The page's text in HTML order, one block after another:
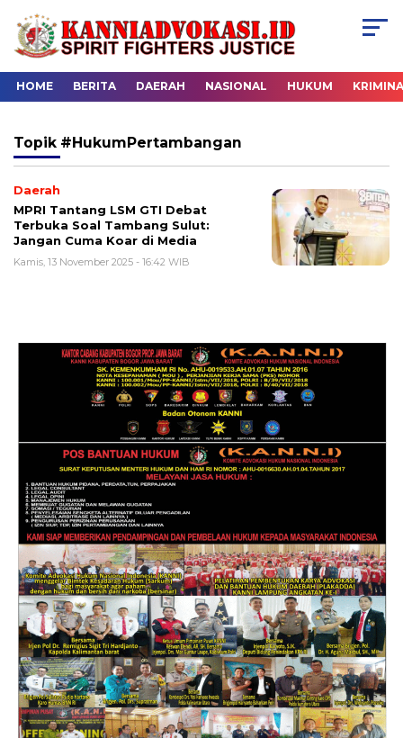
HOME BERITA DAERAH NASIONAL HUKUM
Topik #HukumPertambangan
Daerah
MPRI Tantang LSM GTI Debat
Terbuka Soal Tambang Sulut:
Jangan Cuma Koar di Media
Kamis, 13 November 2025 - 16:42 WIB